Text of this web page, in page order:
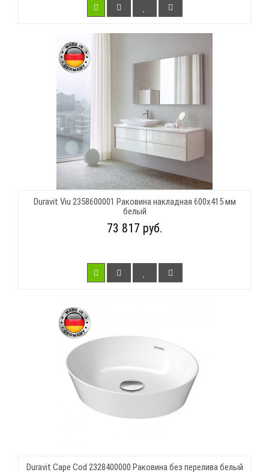
Duravit Viu 2358600001 Раковина накладная 600х415 мм
белый
73 817 руб.
Duravit Cape Cod 2328400000 Раковина без перелива белый